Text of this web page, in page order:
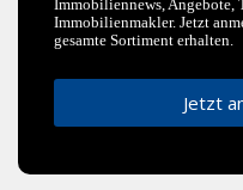
Immobiliennews, Angebote,
Immobilienmakler. Jetzt
gesamte Sortiment erhalten.
Jetzt